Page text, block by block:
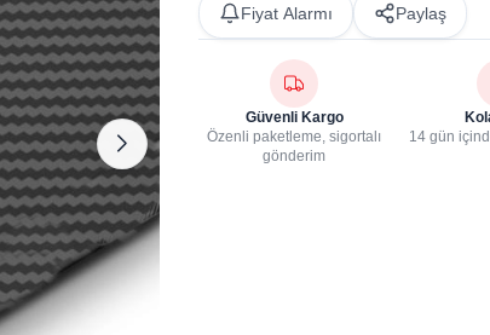
Fiyat Alarmı Paylaş
Güvenli Kargo
Özenli paketleme, sigortalı
gönderim
14 gün